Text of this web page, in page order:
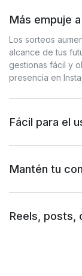
Más empuje
Los sorteos
alcance de tus
gestionas fácil y
presencia en
Fácil para el
Mantén tu
Reels, posts,